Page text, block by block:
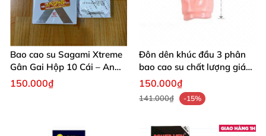
Bao cao su Sagami Xtreme
Gân Gai Hộp 10 Cái – An
Toàn Kích Thích
150.000₫
Đôn dên khúc đầu 3 phân
bao cao su chất lượng giá
tốt nhanh
150.000₫
141.000₫ -15%